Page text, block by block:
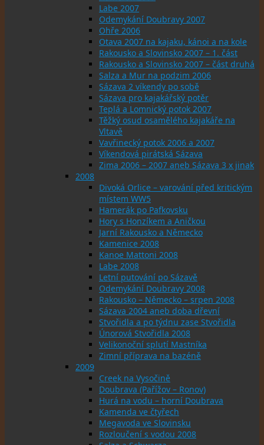
Labe 2007
Odemykání Doubravy 2007
Ohře 2006
Otava 2007 na kajaku, kánoi a na kole
Rakousko a Slovinsko 2007 – 1. část
Rakousko a Slovinsko 2007 – část druhá
Salza a Mur na podzim 2006
Sázava 2 víkendy po sobě
Sázava pro kajakářský potěr
Teplá a Lomnický potok 2007
Těžký osud osamělého kajakáře na
Vltavě
Vavřinecký potok 2006 a 2007
Víkendová pirátská Sázava
Zima 2006 – 2007 aneb Sázava 3 x jinak
2008
Divoká Orlice – varování před kritickým
místem WW5
Hamerák po Pafkovsku
Hory s Honzíkem a Aničkou
Jarní Rakousko a Německo
Kamenice 2008
Kanoe Mattoni 2008
Labe 2008
Letní putování po Sázavě
Odemykání Doubravy 2008
Rakousko – Německo – srpen 2008
Sázava 2004 aneb doba dřevní
Stvořidla a po týdnu zase Stvořidla
Únorová Stvořidla 2008
Velikonoční splutí Mastníka
Zimní příprava na bazéně
2009
Creek na Vysočině
Doubrava (Pařížov – Ronov)
Hurá na vodu – horní Doubrava
Kamenda ve čtyřech
Megavoda ve Slovinsku
Rozloučení s vodou 2008